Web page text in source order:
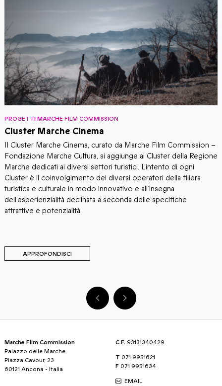
PROGETTI MARCHE FILM COMMISSION
Cluster Marche Cinema
Il Cluster Marche Cinema, curato da Marche Film Commission –
Fondazione Marche Cultura, si aggiunge ai Cluster della Regione
Marche dedicati ai diversi settori turistici. L’intento di ogni
Cluster è il coinvolgimento dei diversi operatori della filiera
turistica e culturale in modo innovativo e all’insegna
dell’esperienzialità declinata a seconda delle specifiche
attrattive e potenzialità.
APPROFONDISCI
Marche Film Commission
Palazzo delle Marche
Piazza Cavour, 23
60121 Ancona - Italia
C.F. 93131340429
T 071 9951621
F 071 9951634
EMAIL